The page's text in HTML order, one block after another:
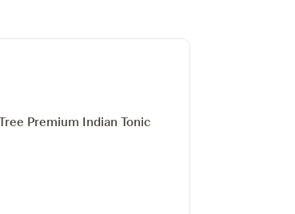
Premium Indian Tonic